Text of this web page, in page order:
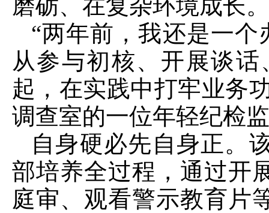
磨砺、在复杂环境成长。
“两年前，我还是一个
从参与初核、开展谈
起，在实践中打牢业务
调查室的一位年轻纪检
自身硬必先自身正。
部培养全过程，通过开
庭审、观看警示教育片